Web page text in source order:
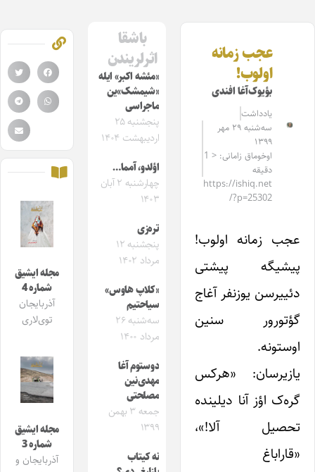
عجب زمانه
اولوب!
بؤیوک‌آغا افندی
یادداشت
سه‌شنبه ۲۹ مهر
۱۳۹۹
اوخوماق زامانی: < 1
دقیقه
https://ishiq.net
/?p=25302
عجب زمانه اولوب!
پیشیگه پیشتی
دئییرسن یوزنفر آغاج
گؤتورور سنین
اوستونه.
یازیرسان: «هرکس
گره‌ک اؤز آنا دیلینده
تحصیل آلا!»،
«قاراباغ
باشقا
اثرلریندن
«مئشه اکبر» ایله
«شیمشک»ین
ماجراسی
پنجشنبه ۲۵
اردیبهشت ۱۴۰۴
اؤلدو، آمما…
چهارشنبه ۲ آبان
۱۴۰۳
تره‌زی
پنجشنبه ۱۲
مرداد ۱۴۰۲
«کلاپ هاوس»
سیاحتیم
سه‌شنبه ۲۶
مرداد ۱۴۰۰
دوستوم آغا
مهدی‌نین
مصلحتی
جمعه ۳ بهمن
۱۳۹۹
نه کیتاب
مجله ایشیق
شماره 4
آذربایجان
توی‌لاری
مجله ایشیق
شماره 3
آذربایجان و